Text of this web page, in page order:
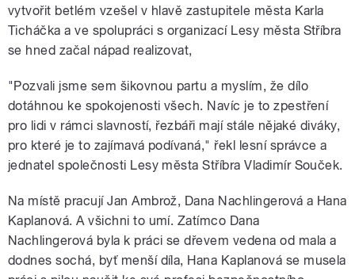
vytvořit betlém vzešel v hlavě zastupitele města Karla
Ticháčka a ve spolupráci s organizací Lesy města Stříbra
se hned začal nápad realizovat,
"Pozvali jsme sem šikovnou partu a myslím, že dílo
dotáhnou ke spokojenosti všech. Navíc je to zpestření
pro lidi v rámci slavností, řezbáři mají stále nějaké diváky,
pro které je to zajímavá podívaná," řekl lesní správce a
jednatel společnosti Lesy města Stříbra Vladimír Souček.
Na místě pracují Jan Ambrož, Dana Nachlingerová a Hana
Kaplanová. A všichni to umí. Zatímco Dana
Nachlingerová byla k práci se dřevem vedena od mala a
dodnes sochá, byť menší díla, Hana Kaplanová se musela